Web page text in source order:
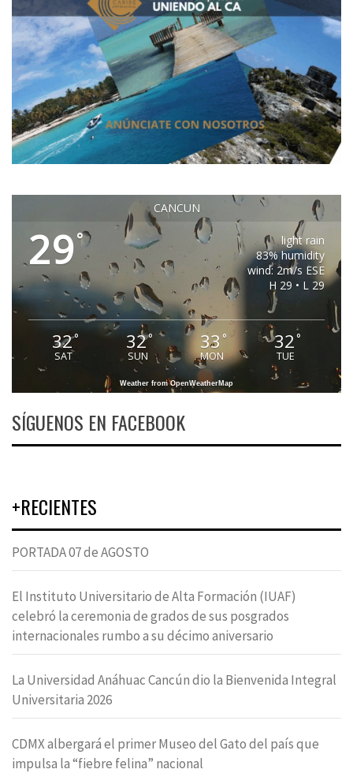
CANCUN
29°
light rain
83% humidity
wind: 2m/s ESE
H 29 • L 29
32°
SAT
32°
SUN
33 °
MON
32°
TUE
Weather from OpenWeatherMap
SÍGUENOS EN FACEBOOK
+RECIENTES
PORTADA 07 de AGOSTO
El Instituto Universitario de Alta Formación (IUAF)
celebró la ceremonia de grados de sus posgrados
internacionales rumbo a su décimo aniversario
La Universidad Anáhuac Cancún dio la Bienvenida Integral
Universitaria 2026
CDMX albergará el primer Museo del Gato del país que
impulsa la “fiebre felina” nacional